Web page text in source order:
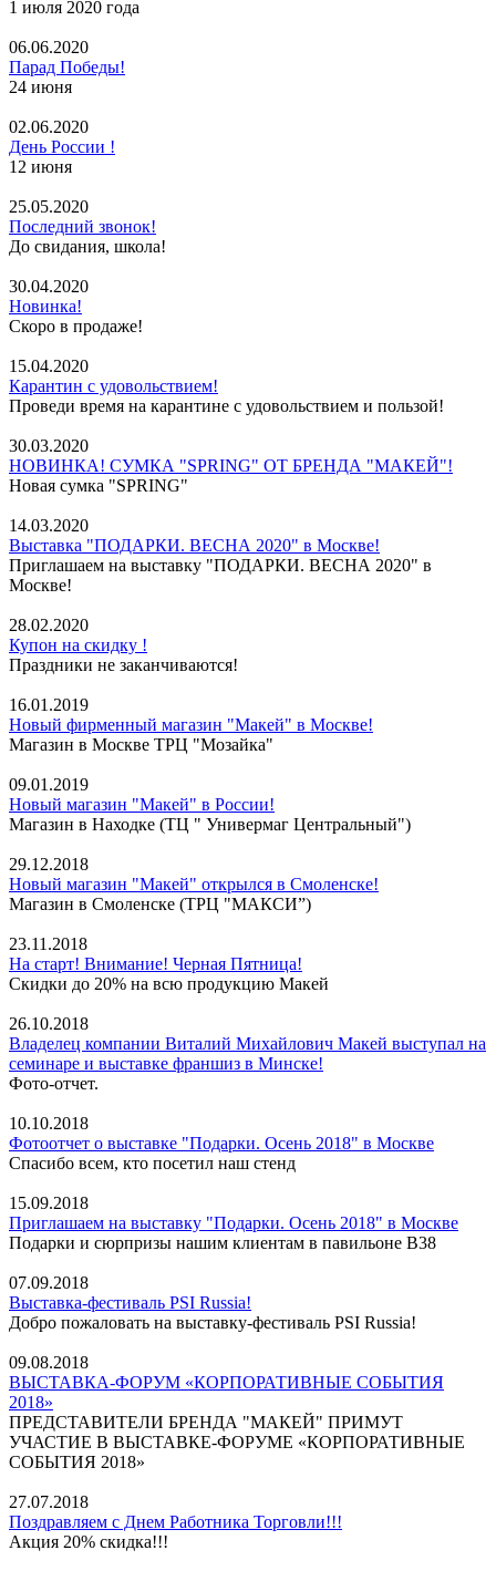
1 июля 2020 года
06.06.2020
Парад Победы!
24 июня
02.06.2020
День России !
12 июня
25.05.2020
Последний звонок!
До свидания, школа!
30.04.2020
Новинка!
Скоро в продаже!
15.04.2020
Карантин с удовольствием!
Проведи время на карантине с удовольствием и пользой!
30.03.2020
НОВИНКА! СУМКА "SPRING" ОТ БРЕНДА "МАКЕЙ"!
Новая сумка "SPRING"
14.03.2020
Выставка "ПОДАРКИ. ВЕСНА 2020" в Москве!
Приглашаем на выставку "ПОДАРКИ. ВЕСНА 2020" в
Москве!
28.02.2020
Купон на скидку !
Праздники не заканчиваются!
16.01.2019
Новый фирменный магазин "Макей" в Москве!
Магазин в Москве ТРЦ "Мозайка"
09.01.2019
Новый магазин "Макей" в России!
Магазин в Находке (ТЦ " Универмаг Центральный")
29.12.2018
Новый магазин "Макей" открылся в Смоленске!
Магазин в Смоленске (ТРЦ "МАКСИ”)
23.11.2018
На старт! Внимание! Черная Пятница!
Скидки до 20% на всю продукцию Макей
26.10.2018
Владелец компании Виталий Михайлович Макей выступал на
семинаре и выставке франшиз в Минске!
Фото-отчет.
10.10.2018
Фотоотчет о выставке "Подарки. Осень 2018" в Москве
Спасибо всем, кто посетил наш стенд
15.09.2018
Приглашаем на выставку "Подарки. Осень 2018" в Москве
Подарки и сюрпризы нашим клиентам в павильоне В38
07.09.2018
Выставка-фестиваль PSI Russia!
Добро пожаловать на выставку-фестиваль PSI Russia!
09.08.2018
ВЫСТАВКА-ФОРУМ «КОРПОРАТИВНЫЕ СОБЫТИЯ
2018»
ПРЕДСТАВИТЕЛИ БРЕНДА "МАКЕЙ" ПРИМУТ
УЧАСТИЕ В ВЫСТАВКЕ-ФОРУМЕ «КОРПОРАТИВНЫЕ
СОБЫТИЯ 2018»
27.07.2018
Поздравляем с Днем Работника Торговли!!!
Акция 20% скидка!!!